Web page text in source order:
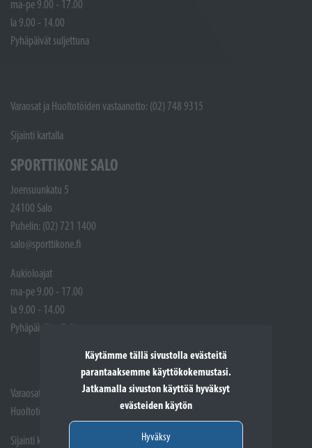
Käytämme tällä sivustolla evästeitä
parantaaksemme käyttökokemustasi.
Jatkamalla sivuston käyttöä hyväksyt
evästeiden käytön
Hyväksy
ma-pe 9.00 - 17.00
la 9.00 - 14.00
Pyhäpäivät suljettuna
Varaosat ja Huoltotöiden vastaanotto: (02) 748 9315
Sijainti kartalla
SPORTTIKONE SALO
Joensuunkatu 5
24100 Salo
Puhelin: (02) 721 1400
salo@sporttikone.fi
Aukioloajat
ma-pe 9.00 - 17.00
la 9.00 - 14.00
Pyhäpäivät suljettuna
Varaosat: (02) 721 1407
Huoltotöiden vastaanotto: 02 7211405
Sijainti kartalla